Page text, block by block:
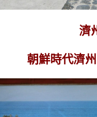
濟
朝鮮時代濟